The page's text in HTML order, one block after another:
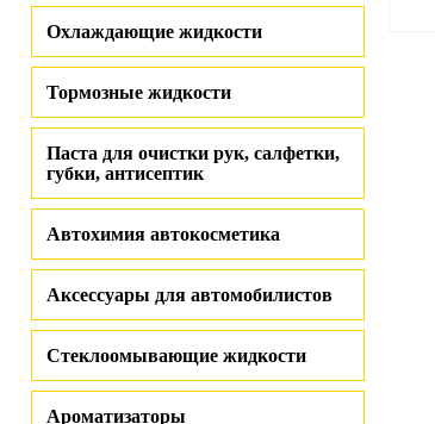
Охлаждающие жидкости
Тормозные жидкости
Паста для очистки рук, салфетки,
губки, антисептик
Автохимия автокосметика
Аксессуары для автомобилистов
Стеклоомывающие жидкости
Ароматизаторы